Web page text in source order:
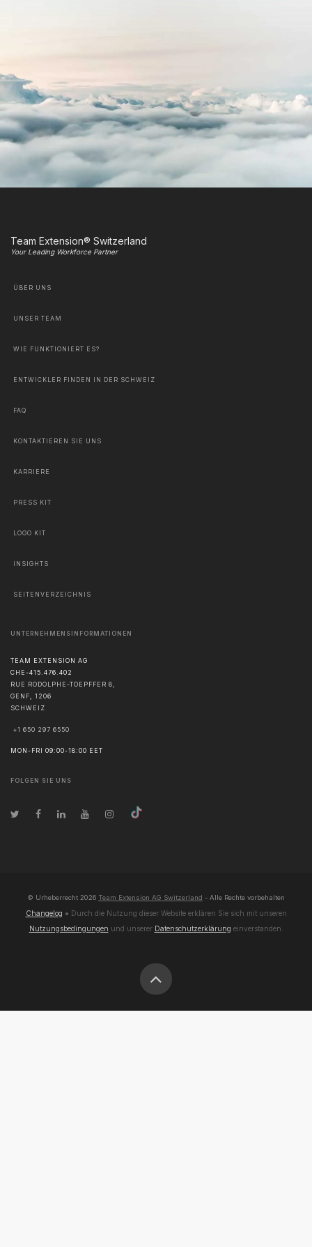
Team Extension® Switzerland
Your Leading Workforce Partner
ÜBER UNS
UNSER TEAM
WIE FUNKTIONIERT ES?
ENTWICKLER FINDEN IN DER SCHWEIZ
FAQ
KONTAKTIEREN SIE UNS
KARRIERE
PRESS KIT
LOGO KIT
INSIGHTS
SEITENVERZEICHNIS
UNTERNEHMENSINFORMATIONEN
TEAM EXTENSION AG
CHE-415.476.402
RUE RODOLPHE-TOEPFFER 8,
GENF, 1206
SCHWEIZ
+1 650 297 6550
MON-FRI 09:00-18:00 EET
FOLGEN SIE UNS
© Urheberrecht 2026 Team Extension AG Switzerland - Alle Rechte vorbehalten
Changelog ● Durch die Nutzung dieser Website erklären Sie sich mit unseren
Nutzungsbedingungen und unserer Datenschutzerklärung einverstanden.